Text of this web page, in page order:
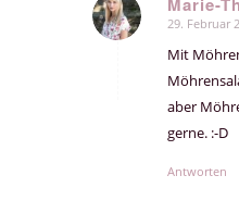
sagte:
29. Februar
Mit
aber
gerne. :-D
Antworten